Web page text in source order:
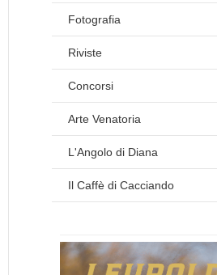
Fotografia
Riviste
Concorsi
Arte Venatoria
L'Angolo di Diana
Il Caffè di Cacciando